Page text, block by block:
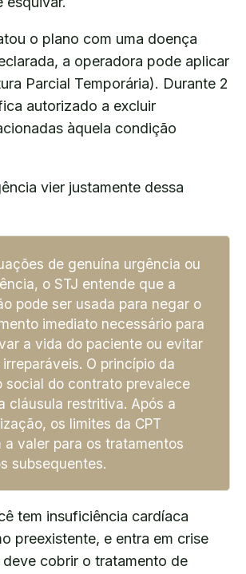
o plano com uma doença
a operadora pode aplicar
Parcial Temporária). Durante 2
autorizado a excluir
àquela condição
vier justamente dessa
de genuína urgência ou
o STJ entende que a
pode ser usada para negar o
imediato necessário para
a vida do paciente ou evitar
O princípio da
social do contrato prevalece
cláusula restritiva. Após a
os limites da CPT
a valer para os tratamentos
subsequentes.
tem insuficiência cardíaca
preexistente, e entra em crise
cobrir o tratamento de